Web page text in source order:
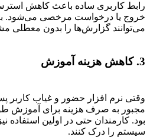
رابط کاربری ساده باعث کاهش
خروج یا درخواست مرخصی می‌شود. به
می‌توانند گزارش‌ها را بدون معطلی
3. کاهش هزینه آموزش
وقتی نرم افزار حضور و غیاب
مجبور به صرف هزینه برای آموزش
بود. کارمندان حتی در اولین استفاده
سیستم را درک کنند.